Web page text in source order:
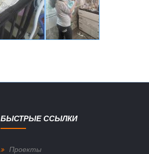
БЫСТРЫЕ ССЫЛКИ
Проекты